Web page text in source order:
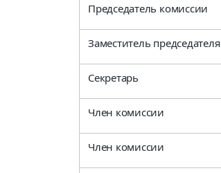
Председатель комиссии
Заместитель председателя
Секретарь
Член комиссии
Член комиссии